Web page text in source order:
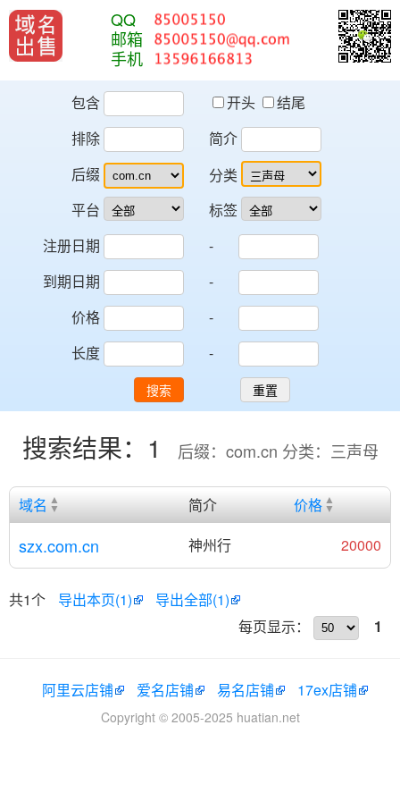
QQ
邮箱
手机
包含 开头
结尾
排除
简介
后缀
平台
分类
标签
注册日期
-
到期日期
-
价格
-
长度
-
搜索 重置
搜索结果：1 后缀：com.cn 分类：三声母
域名 简介 价格
szx.com.cn 神州行 20000
共1个 导出本页(1)
导出全部(1)
每页显示：
1
阿里云店铺 爱名店铺 易名店铺 17ex店铺
Copyright © 2005-2025 huatian.net